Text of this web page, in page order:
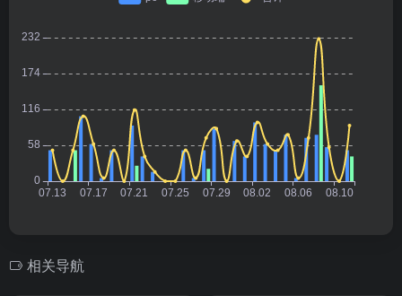
相关导航